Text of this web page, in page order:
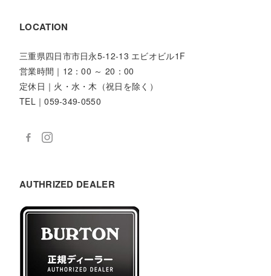
LOCATION
三重県四日市市日永5-12-13 エビオビル1F
営業時間｜12：00 ～ 20：00
定休日｜火・水・木（祝日を除く）
TEL｜059-349-0550
AUTHRIZED DEALER